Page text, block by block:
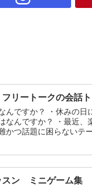
フリートークの会話
普段なにをしていますか？ ・休みの日によく
しいと思うことはなんですか？ 趣味の話題はも
かつ話題に困らないテ
スン ミニゲーム集